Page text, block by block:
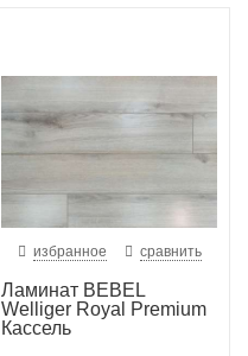
избранное сравнить
Ламинат BEBEL
Welliger Royal Premium
Кассель